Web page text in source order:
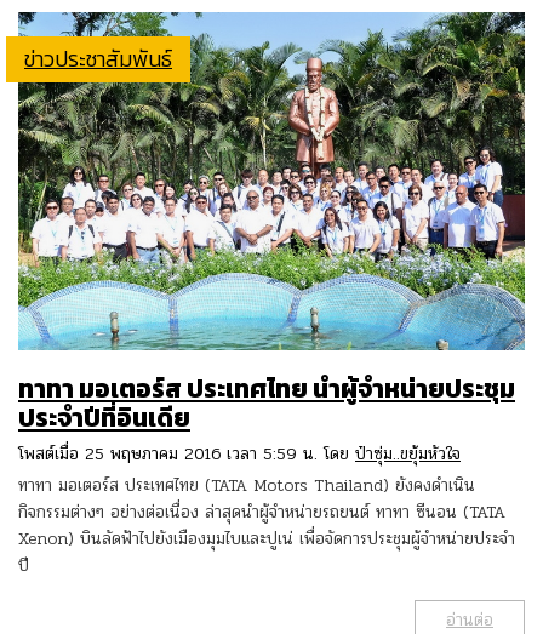
ข่าวประชาสัมพันธ์
ทาทา มอเตอร์ส ประเทศไทย นำผู้จำหน่ายประชุม
ประจำปีที่อินเดีย
โพสต์เมื่อ 25 พฤษภาคม 2016 เวลา 5:59 น. โดย ป๋าซุ่ม..ขยุ้มหัวใจ
ทาทา มอเตอร์ส ประเทศไทย (TATA Motors Thailand) ยังคงดำเนิน
กิจกรรมต่างๆ อย่างต่อเนื่อง ล่าสุดนำผู้จำหน่ายรถยนต์ ทาทา ซีนอน (TATA
Xenon) บินลัดฟ้าไปยังเมืองมุมไบและปูเน่ เพื่อจัดการประชุมผู้จำหน่ายประจำ
ปี
อ่านต่อ